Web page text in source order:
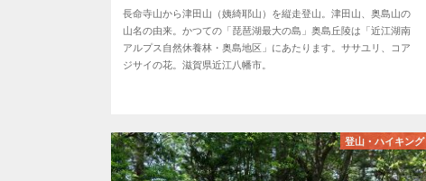
長命寺山から津田山（姨綺耶山）を縦走登山。津田山、奥島山の
山名の由来。かつての「琵琶湖最大の島」奥島丘陵は「近江湖南
アルプス自然休養林・奥島地区」にあたります。ササユリ、コア
ジサイの花。滋賀県近江八幡市。
登山・ハイキング